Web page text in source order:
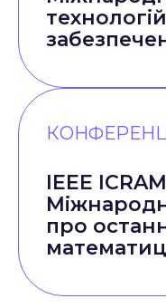
IEEE
про